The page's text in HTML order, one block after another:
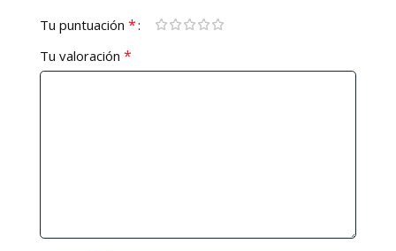
Tu puntuación *
Tu valoración *